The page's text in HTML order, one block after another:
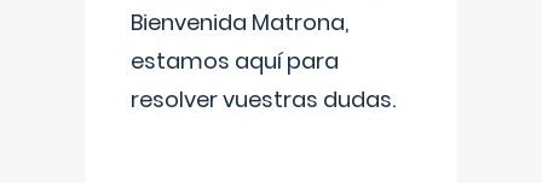
Bienvenida Matrona,
estamos aquí para
resolver vuestras dudas.